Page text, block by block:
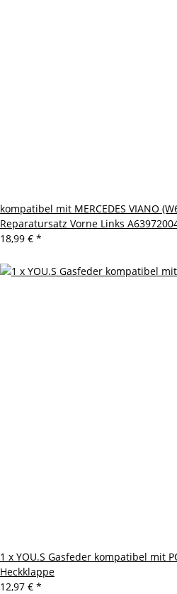
kompatibel mit MERCEDES VIANO
Reparatursatz Vorne Links
18,99 € *
1 x YOU.S Gasfeder kompatibel mit
Heckklappe
12,97 € *